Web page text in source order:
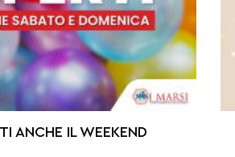
ANCHE IL WEEKEND